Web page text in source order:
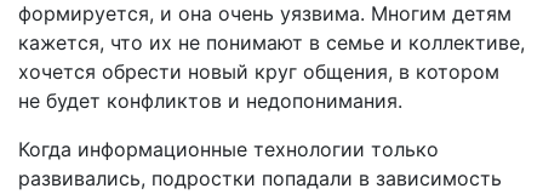
формируется, и она очень уязвима. Многим детям
кажется, что их не понимают в семье и коллективе,
хочется обрести новый круг общения, в котором
не будет конфликтов и недопонимания.
Когда информационные технологии только
развивались, подростки попадали в зависимость